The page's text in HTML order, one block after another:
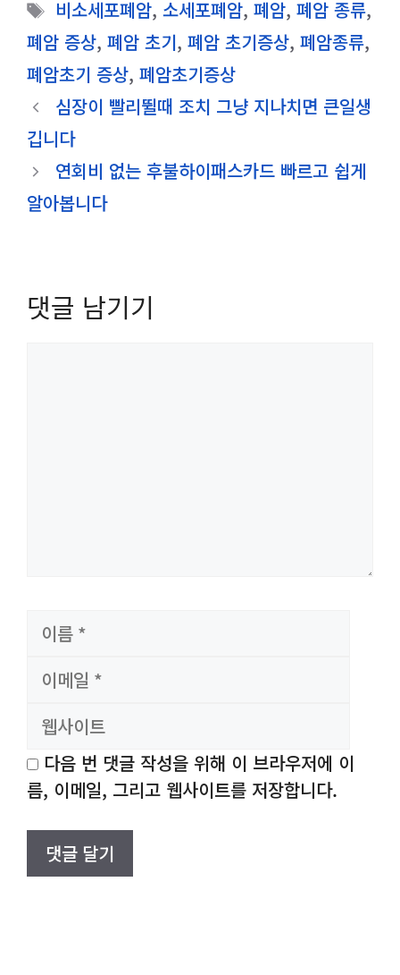
고
리
태
그
비소세포폐암, 소세포폐암, 폐암, 폐암 종류,
폐암 증상, 폐암 초기, 폐암 초기증상, 폐암종류,
폐암초기 증상, 폐암초기증상
심장이 빨리뛸때 조치 그냥 지나치면 큰일생
깁니다
연회비 없는 후불하이패스카드 빠르고 쉽게
알아봅니다
댓글 남기기
트
다음 번 댓글 작성을 위해 이 브라우저에 이
름, 이메일, 그리고 웹사이트를 저장합니다.